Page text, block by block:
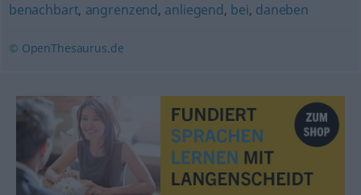
benachbart, angrenzend, anliegend, bei, daneben
© OpenThesaurus.de